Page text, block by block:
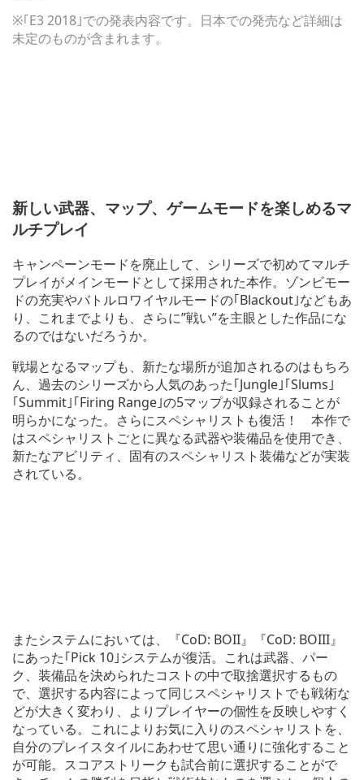
※｢E3 2018｣での発表内容です。日本での発売など詳細は
未定のものが含まれます。
新しい武器、マップ、ゲームモードを楽しめるマ
ルチプレイ
キャンペーンモードを廃止して、シリーズで初めてマルチ
プレイがメインモードとして採用された本作。ゾンビモー
ドの充実やバトルロワイヤルモードの｢Blackout｣などもあ
り、これまでよりも、さらに”戦い”を主眼とした作品にな
るのではないだろうか。
戦場となるマップも、新たな場所が追加されるのはもちろ
ん、過去のシリーズから人気のあった｢Jungle｣｢Slums｣
｢Summit｣｢Firing Range｣の5マップが収録されることが
明らかになった。さらにスペシャリストも復活！ 本作で
はスペシャリストごとに異なる武器や装備品を使用でき、
新たなアビリティ、固有のスペシャリスト装備などが実装
されている。
またシステムにおいては、『CoD: BOII』『CoD: BOIII』
にあった｢Pick 10｣システムが復活。これは武器、パー
ク、装備品を決められたコストの中で取捨選択するもの
で、選択する内容によって同じスペシャリストでも戦術な
どが大きく変わり、よりプレイヤーの個性を反映しやすく
なっている。これによりお気に入りのスペシャリストを、
自分のプレイスタイルにあわせて思い通りに強化すること
が可能。スコアストリークも試合前に選択することがで